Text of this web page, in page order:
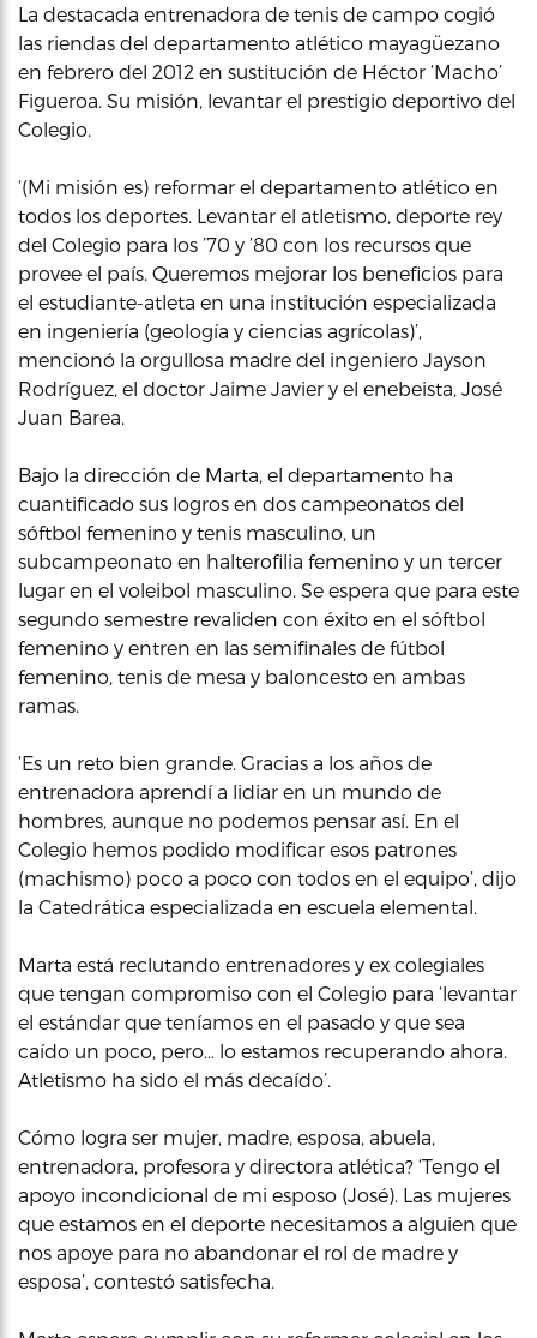
La destacada entrenadora de tenis de campo cogió
las riendas del departamento atlético mayagüezano
en febrero del 2012 en sustitución de Héctor ‘Macho’
Figueroa. Su misión, levantar el prestigio deportivo del
Colegio.
‘(Mi misión es) reformar el departamento atlético en
todos los deportes. Levantar el atletismo, deporte rey
del Colegio para los ’70 y ’80 con los recursos que
provee el país. Queremos mejorar los beneficios para
el estudiante-atleta en una institución especializada
en ingeniería (geología y ciencias agrícolas)’,
mencionó la orgullosa madre del ingeniero Jayson
Rodríguez, el doctor Jaime Javier y el enebeista, José
Juan Barea.
Bajo la dirección de Marta, el departamento ha
cuantificado sus logros en dos campeonatos del
sóftbol femenino y tenis masculino, un
subcampeonato en halterofilia femenino y un tercer
lugar en el voleibol masculino. Se espera que para este
segundo semestre revaliden con éxito en el sóftbol
femenino y entren en las semifinales de fútbol
femenino, tenis de mesa y baloncesto en ambas
ramas.
‘Es un reto bien grande. Gracias a los años de
entrenadora aprendí a lidiar en un mundo de
hombres, aunque no podemos pensar así. En el
Colegio hemos podido modificar esos patrones
(machismo) poco a poco con todos en el equipo’, dijo
la Catedrática especializada en escuela elemental.
Marta está reclutando entrenadores y ex colegiales
que tengan compromiso con el Colegio para ‘levantar
el estándar que teníamos en el pasado y que sea
caído un poco, pero… lo estamos recuperando ahora.
Atletismo ha sido el más decaído’.
Cómo logra ser mujer, madre, esposa, abuela,
entrenadora, profesora y directora atlética? ‘Tengo el
apoyo incondicional de mi esposo (José). Las mujeres
que estamos en el deporte necesitamos a alguien que
nos apoye para no abandonar el rol de madre y
esposa’, contestó satisfecha.